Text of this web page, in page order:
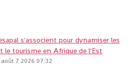
s'associent pour dynamiser les
tourisme en Afrique de l'Est
août 7 2026 07:32